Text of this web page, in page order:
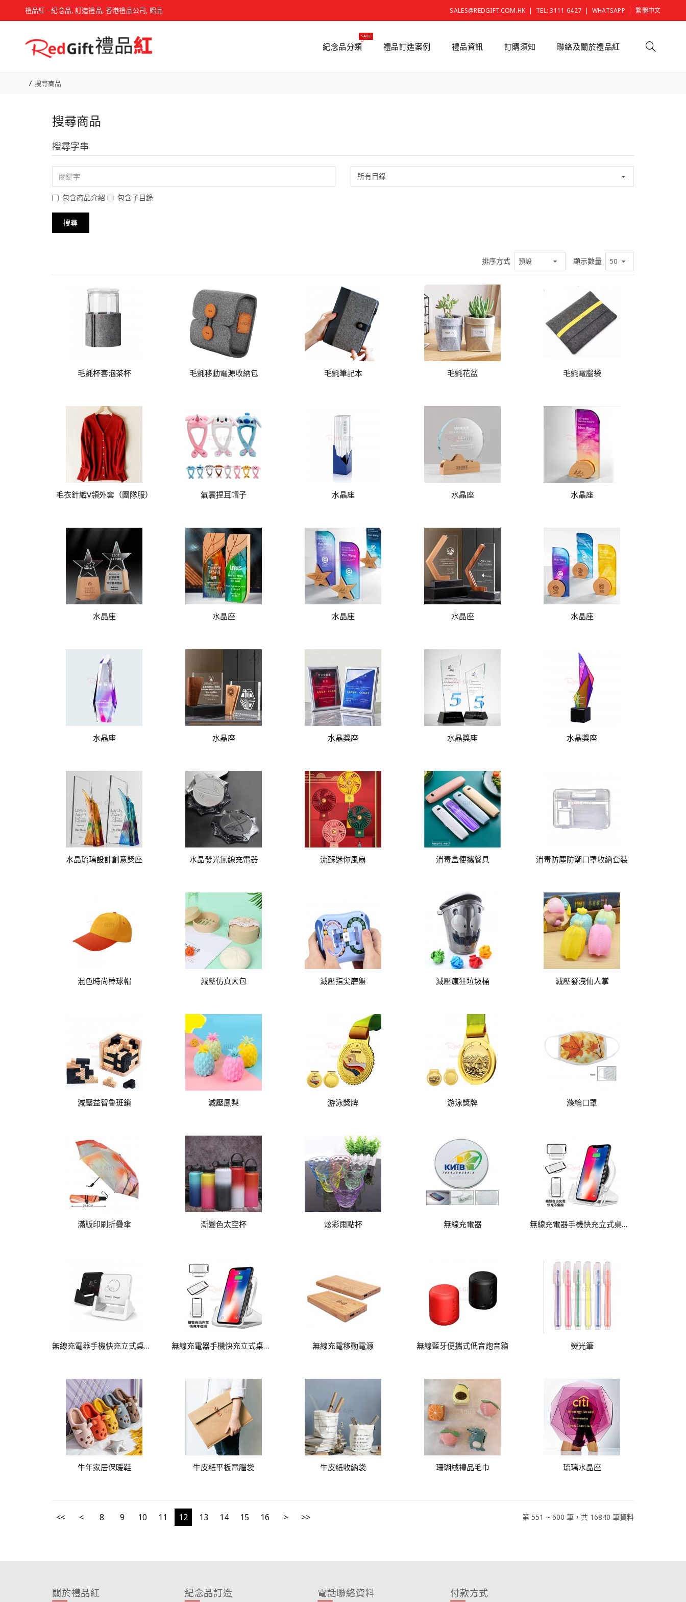
禮品紅 - 紀念品, 訂造禮品, 香港禮品公司, 贈品 SALES@REDGIFT.COM.HK | TEL: 3111 6427 | WHATSAPP 繁體中文
紀念品分類
SALE
禮品訂造案例 禮品資訊 訂購須知 聯絡及關於禮品紅
搜尋商品
搜尋商品
搜尋字串
包含商品介紹 包含子目錄
排序方式 顯示數量
毛氈杯套泡茶杯 毛氈移動電源收納包 毛氈筆記本 毛氈花盆 毛氈電腦袋
毛衣針織V領外套（團隊服） 氣囊捏耳帽子 水晶座 水晶座 水晶座
水晶座 水晶座 水晶座 水晶座 水晶座
水晶座 水晶座 水晶獎座 水晶獎座 水晶獎座
水晶琉璃設計創意獎座 水晶發光無線充電器 流蘇迷你風扇 消毒盒便攜餐具 消毒防塵防潮口罩收納套裝
混色時尚棒球帽 減壓仿真大包 減壓指尖磨盤 減壓瘋狂垃圾桶 減壓發洩仙人掌
減壓益智魯班鎖 減壓鳳梨 游泳獎牌 游泳獎牌 滌綸口罩
滿版印刷折疊傘 漸變色太空杯 炫彩雨點杯 無線充電器 無線充電器手機快充立式桌面支架
無線充電器手機快充立式桌面支架 無線充電器手機快充立式桌面支架 無線充電移動電源 無線藍牙便攜式低音炮音箱 熒光筆
牛年家居保暖鞋 牛皮紙平板電腦袋 牛皮紙收納袋 珊瑚絨禮品毛巾 琉璃水晶座
<< < 8 9 10 11 12 13 14 15 16 > >> 第 551 ~ 600 筆，共 16840 筆資料
關於禮品紅 紀念品訂造 電話聯絡資料 付款方式